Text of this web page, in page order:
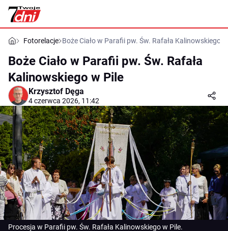
Fotorelacje Boże Ciało w Parafii pw. Św. Rafała Kalinowskiego
Boże Ciało w Parafii pw. Św. Rafała
Kalinowskiego w Pile
Krzysztof Dęga
4 czerwca 2026, 11:42
Procesja w Parafii pw. Św. Rafała Kalinowskiego w Pile.